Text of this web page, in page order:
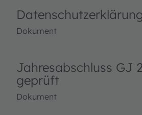
Datenschutzerklärung
Dokument
Jahresabschluss GJ
geprüft
Dokument